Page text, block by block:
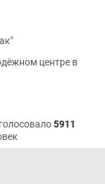
центре в
5911